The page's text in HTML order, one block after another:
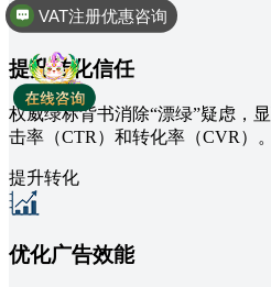
提升转化信任
权威绿标背书消除“漂绿”疑虑，
击率（CTR）和转化率（CVR）。
提升转化
优化广告效能
VAT注册优惠咨询